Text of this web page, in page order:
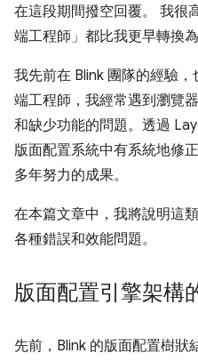
在這段期間撥空回覆。 我很
端工程師」都比我更早轉換
我先前在 Blink 團隊的經驗
端工程師，我經常遇到瀏覽
和缺少功能的問題。透過
版面配置系統中有系統地修
多年努力的成果。
在本篇文章中，我將說明這
各種錯誤和效能問題。
版面配置引擎架構
先前，Blink 的版面配置樹狀